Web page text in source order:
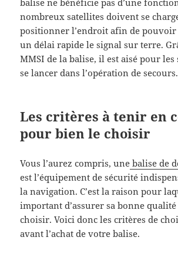
balise ne bénéficie pas d’une
nombreux satellites doivent se
positionner l’endroit afin de pouvoir
un délai rapide le signal sur terre.
MMSI de la balise, il est aisé pour les
se lancer dans l’opération de secours.
Les critères à tenir en
pour bien le choisir
Vous l’aurez compris, une balise de
est l’équipement de sécurité
la navigation. C’est la raison pour
important d’assurer sa bonne
choisir. Voici donc les critères de
avant l’achat de votre balise.